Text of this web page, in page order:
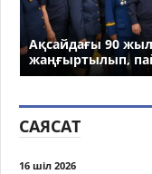
Ақсайдағы 90
жаңғыртылып,
САЯСАТ
16 шіл 2026